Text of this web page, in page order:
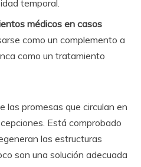
temporal.
médicos en casos
como un complemento a
como un tratamiento
las promesas que circulan en
Está comprobado
las estructuras
son una solución adecuada